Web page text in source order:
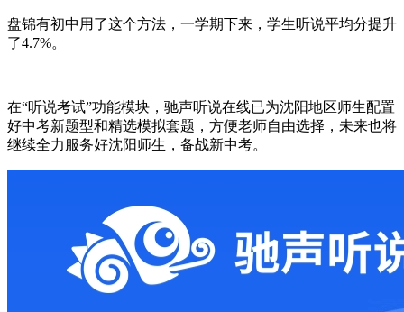
盘锦有初中用了这个方法，一学期下来，学生听说平均分提升
了4.7%。
在“听说考试”功能模块，驰声听说在线已为沈阳地区师生配置
好中考新题型和精选模拟套题，方便老师自由选择，未来也将
继续全力服务好沈阳师生，备战新中考。